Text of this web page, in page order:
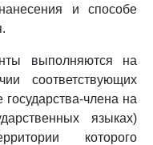
и способе
выполняются на
соответствующих
государства-члена на
языках)
которого